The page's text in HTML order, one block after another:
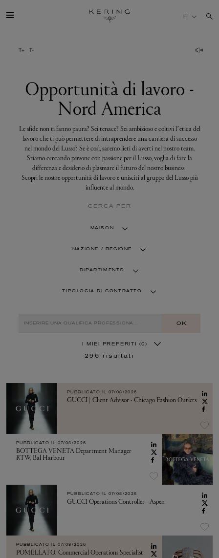
lavoro
TALENTI
SOSTENIBILITÀ
FINANCE
MEDIA
IT
Opportunità di lavoro -
Nord America
Le sfide non ti fanno paura? Sei tenace? Sei ambizioso e coltivi l’etica del
lavoro che ti può permettere di intraprendere una carriera di successo
nel mondo del Lusso? Se è così, saremo lieti di averti nel nostro team.
Stiamo cercando persone con passione per il Lusso, voglia di fare la
differenza e desiderio di plasmare il futuro del nostro business.
Scopri le nostre opportunità di lavoro e unisciti al gruppo del Lusso più
influente al mondo.
CERCA PER
MAISON
NAZIONE / REGIONE
DIPARTIMENTO
TIPOLOGIA DI CONTRATTO
OK
I MIEI PREFERITI (0)
296 risultati
PUBBLICATO IL 07/08/2026
GUCCI | Client Advisor - Chicago Fashion Outlets
PUBBLICATO IL 07/08/2026
BOTTEGA VENETA Department Manager
RTW, Bal Harbour
PUBBLICATO IL 07/08/2026
GUCCI Operations Controller - Aspen
PUBBLICATO IL 07/08/2026
POMELLATO: Commercial Operations Specialist